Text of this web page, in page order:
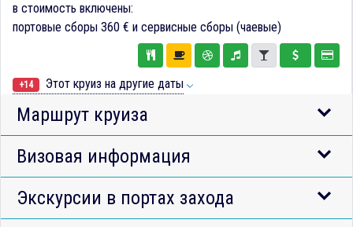
в стоимость включены:
портовые сборы 360 € и сервисные сборы (чаевые)
+14 Этот круиз на другие даты
Маршрут круиза
Визовая информация
Экскурсии в портах захода